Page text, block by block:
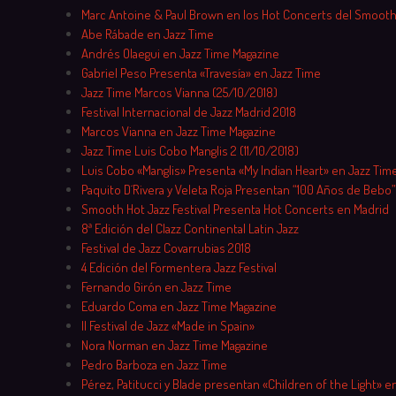
Marc Antoine & Paul Brown en los Hot Concerts del
Abe Rábade en Jazz Time
Andrés Olaegui en Jazz Time Magazine
Gabriel Peso Presenta «Travesía» en Jazz Time
Jazz Time Marcos Vianna (25/10/2018)
Festival Internacional de Jazz Madrid 2018
Marcos Vianna en Jazz Time Magazine
Jazz Time Luis Cobo Manglis 2 (11/10/2018)
Luis Cobo «Manglis» Presenta «My Indian Heart» en Jazz
Paquito D´Rivera y Veleta Roja Presentan “100 Años de Bebo”
Smooth Hot Jazz Festival Presenta Hot Concerts en Madrid
8ª Edición del Clazz Continental Latin Jazz
Festival de Jazz Covarrubias 2018
4 Edición del Formentera Jazz Festival
Fernando Girón en Jazz Time
Eduardo Coma en Jazz Time Magazine
II Festival de Jazz «Made in Spain»
Nora Norman en Jazz Time Magazine
Pedro Barboza en Jazz Time
Pérez, Patitucci y Blade presentan «Children of the Light»